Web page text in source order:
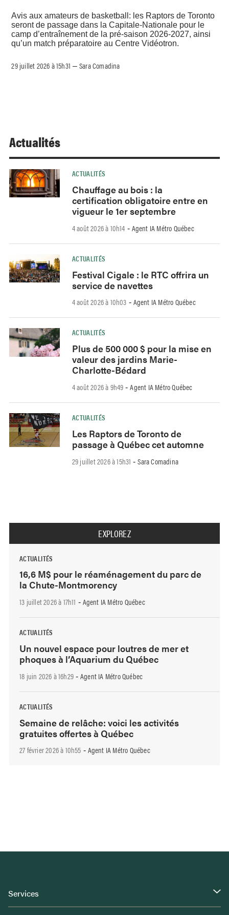
Avis aux amateurs de basketball: les Raptors de Toronto
seront de passage dans la Capitale-Nationale pour le
camp d’entraînement de la pré-saison 2026-2027, ainsi
qu’un match préparatoire au Centre Vidéotron.
29 juillet 2026 à 15h31 –Sara Comadina
Actualités
ACTUALITÉS
Chauffage au bois : la
certification obligatoire entre en
vigueur le 1er septembre
4 août 2026 à 10h14 - Agent IA Métro Québec
ACTUALITÉS
Festival Cigale : le RTC offrira un
service de navettes
4 août 2026 à 10h03 - Agent IA Métro Québec
ACTUALITÉS
Plus de 500 000 $ pour la mise en
valeur des jardins Marie-
Charlotte-Bédard
4 août 2026 à 9h49 -Agent IA Métro Québec
ACTUALITÉS
Les Raptors de Toronto de
passage à Québec cet automne
29 juillet 2026 à 15h31 -Sara Comadina
EXPLOREZ
ACTUALITÉS
16,6 M$ pour le réaménagement du parc de
la Chute-Montmorency
13 juillet 2026 à 17h11 - Agent IA Métro Québec
ACTUALITÉS
Un nouvel espace pour loutres de mer et
phoques à l’Aquarium du Québec
18 juin 2026 à 16h29 - Agent IA Métro Québec
ACTUALITÉS
Semaine de relâche: voici les activités
gratuites offertes à Québec
27 février 2026 à 10h55 - Agent IA Métro Québec
Services